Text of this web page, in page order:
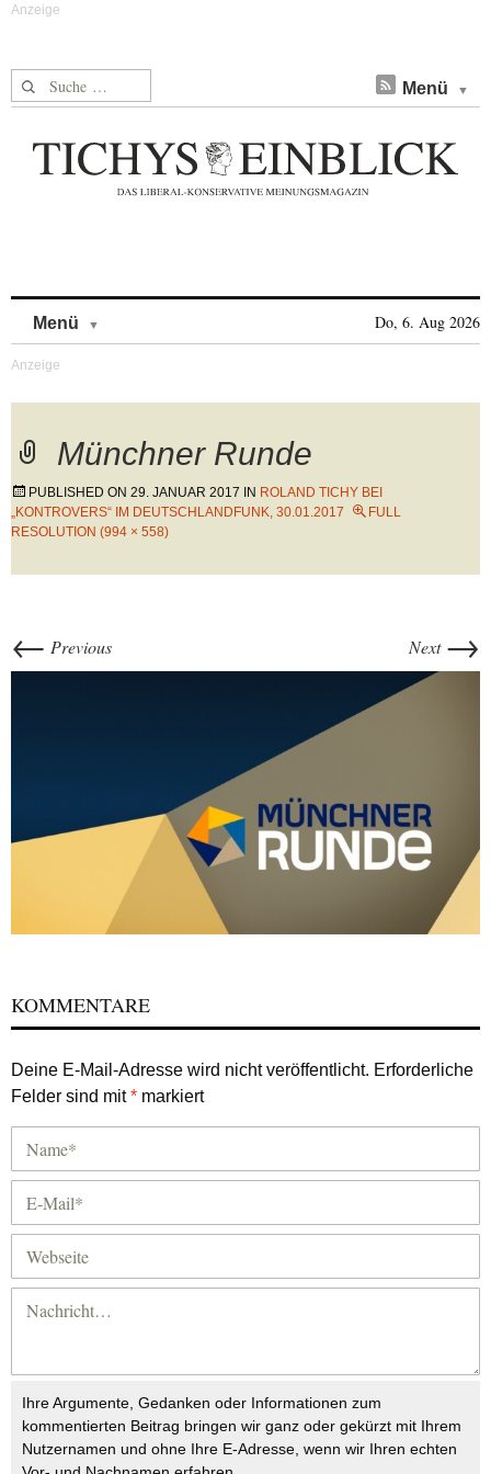
Suche nach: Menü
Menü Do, 6. Aug 2026
Münchner Runde
PUBLISHED ON 29. JANUAR 2017 IN ROLAND TICHY BEI
„KONTROVERS“ IM DEUTSCHLANDFUNK, 30.01.2017
FULL
RESOLUTION (994 × 558)
← Previous Next →
KOMMENTARE
Deine E-Mail-Adresse wird nicht veröffentlicht. Erforderliche
Felder sind mit* markiert
Ihre Argumente, Gedanken oder Informationen zum
kommentierten Beitrag bringen wir ganz oder gekürzt mit Ihrem
Nutzernamen und ohne Ihre E-Adresse, wenn wir Ihren echten